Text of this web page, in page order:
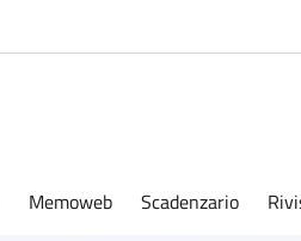
Memoweb Scadenzario